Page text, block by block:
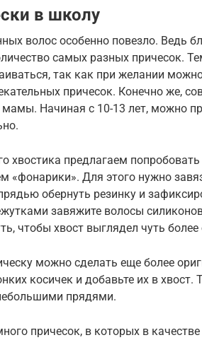
в школу
волос особенно повезло. Ведь
самых разных причесок.
так как при желании
причесок. Конечно же,
Начиная с 10-13 лет, можно
хвостика предлагаем
«фонарики». Для этого нужно
обернуть резинку и
завяжите волосы
чтобы хвост выглядел чуть
можно сделать еще более
косичек и добавьте их в
прядями.
причесок, в которых в